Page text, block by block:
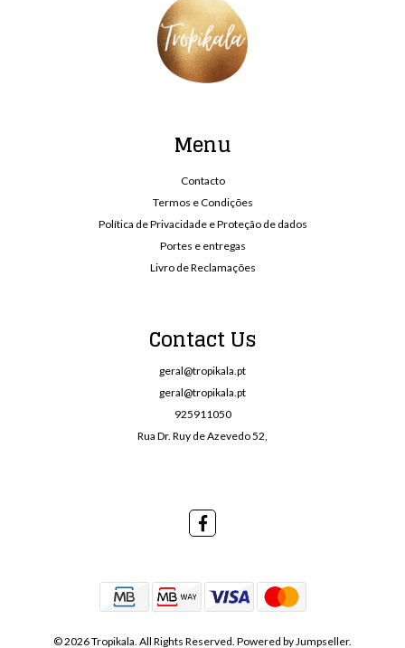
Menu
Contacto
Termos e Condições
Política de Privacidade e Proteção de dados
Portes e entregas
Livro de Reclamações
Contact Us
geral@tropikala.pt
geral@tropikala.pt
925911050
Rua Dr. Ruy de Azevedo 52,
© 2026 Tropikala. All Rights Reserved. Powered by Jumpseller.